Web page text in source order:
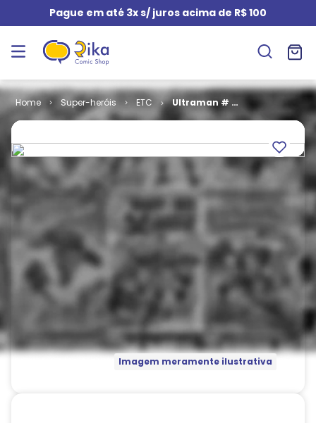
Pague em até 3x s/ juros acima de R$ 100
Super-heróis ETC
Ultraman # 2
- Os Desafios
(Capa Dura)
Imagem meramente ilustrativa